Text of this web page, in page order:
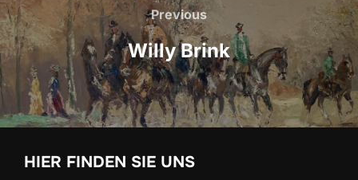
Previous
Previous
Willy Brink
HIER FINDEN SIE UNS